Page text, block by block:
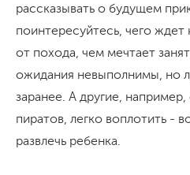
рассказывать о будущем
поинтересуйтесь, чего
от похода, чем мечтает
ожидания невыполнимы, но
заранее. А другие, например,
пиратов, легко воплотить -
развлечь ребенка.